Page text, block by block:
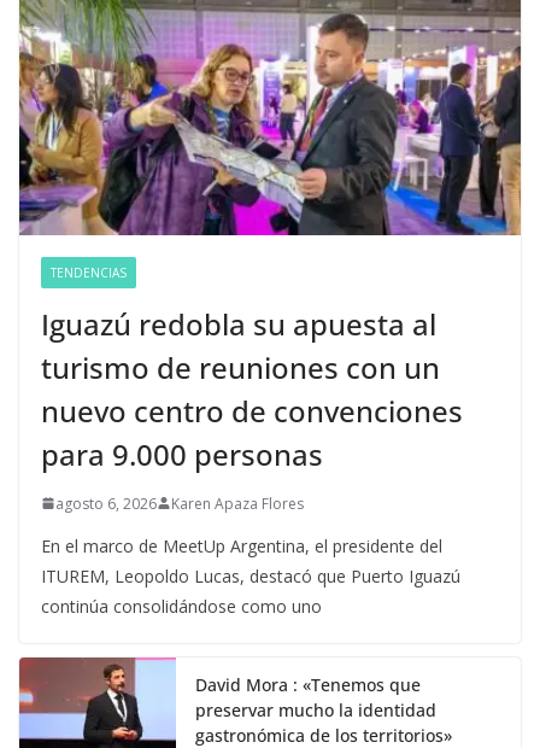
TENDENCIAS
Iguazú redobla su apuesta al
turismo de reuniones con un
nuevo centro de convenciones
para 9.000 personas
agosto 6, 2026 Karen Apaza Flores
En el marco de MeetUp Argentina, el presidente del
ITUREM, Leopoldo Lucas, destacó que Puerto Iguazú
continúa consolidándose como uno
David Mora : «Tenemos que
preservar mucho la identidad
gastronómica de los territorios»